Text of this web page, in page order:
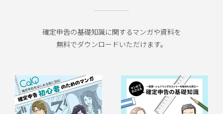
確定申告の基礎知識に関するマンガや資料を
無料でダウンロードいただけます。